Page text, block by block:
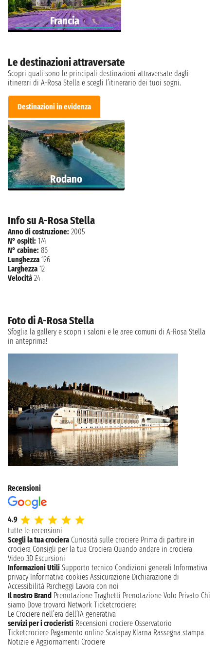
Francia
Le destinazioni attraversate
Scopri quali sono le principali destinazioni attraversate dagli
itinerari di A-Rosa Stella e scegli l’itinerario dei tuoi sogni.
Destinazioni in evidenza
Rodano
Info su A-Rosa Stella
Anno di costruzione: 2005
N° ospiti: 174
N° cabine: 86
Lunghezza 126
Larghezza 12
Velocità 24
Foto di A-Rosa Stella
Sfoglia la gallery e scopri i saloni e le aree comuni di A-Rosa Stella
in anteprima!
Recensioni
4.9
tutte le recensioni
Scegli la tua crociera Curiosità sulle crociere Prima di partire in
crociera Consigli per la tua Crociera Quando andare in crociera
Video 3D Escursioni
Informazioni Utili Supporto tecnico Condizioni generali Informativa
privacy Informativa cookies Assicurazione Dichiarazione di
Accessibilità Parcheggi Lavora con noi
Il nostro Brand Prenotazione Traghetti Prenotazione Volo Privato Chi
siamo Dove trovarci Network Ticketcrociere:
Le Crociere nell’era dell’IA generativa
servizi per i crocieristi Recensioni crociere Osservatorio
Ticketcrociere Pagamento online Scalapay Klarna Rassegna stampa
Notizie e Aggiornamenti Crociere